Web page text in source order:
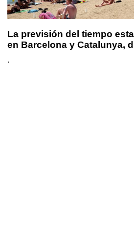
La previsión del tiempo
en Barcelona y Catalunya,
.